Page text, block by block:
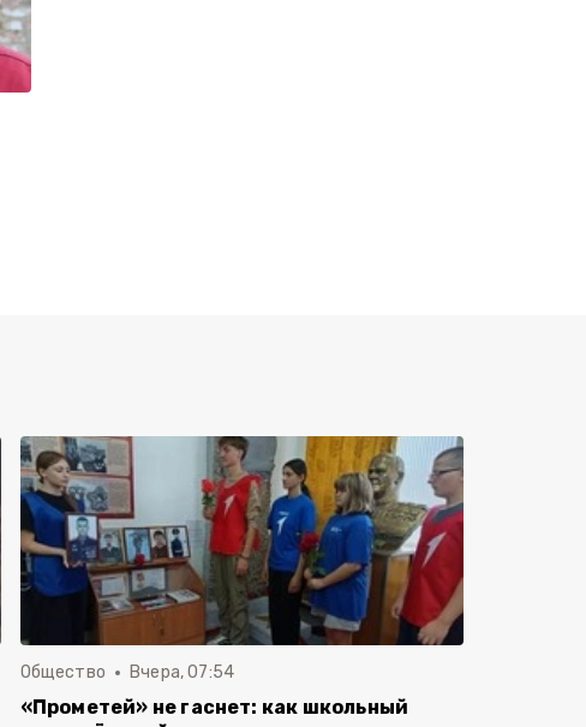
Общество Вчера, 07:54
«Прометей» не гаснет: как школьный